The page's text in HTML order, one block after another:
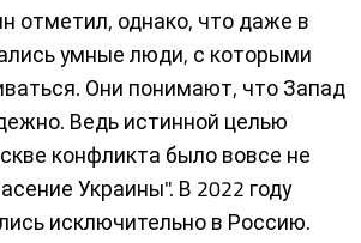
отметил, однако, что даже в
умные люди, с которыми
Они понимают, что Запад
Ведь истинной целью
конфликта было вовсе не
Украины". В 2022 году
исключительно в Россию.